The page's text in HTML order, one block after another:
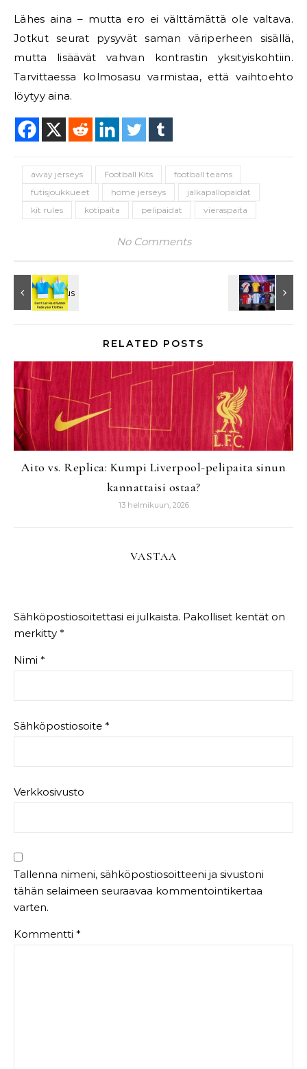
Lähes aina – mutta ero ei välttämättä ole valtava.
Jotkut seurat pysyvät saman väriperheen sisällä,
mutta lisäävät vahvan kontrastin yksityiskohtiin.
Tarvittaessa kolmosasu varmistaa, että vaihtoehto
löytyy aina.
away jerseys Football Kits
football teams
futisjoukkueet
home jerseys
jalkapallopaidat
kit rules
kotipaita pelipaidat vieraspaita
No Comments
RELATED POSTS
Aito vs. Replica: Kumpi Liverpool-pelipaita sinun
kannattaisi ostaa?
13 helmikuun, 2026
VASTAA
Sähköpostiosoitettasi ei julkaista. Pakolliset kentät on
merkitty *
Nimi *
Sähköpostiosoite *
Verkkosivusto
Tallenna nimeni, sähköpostiosoitteeni ja sivustoni
tähän selaimeen seuraavaa kommentointikertaa
varten.
Kommentti *